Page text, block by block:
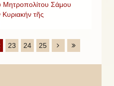
Σάμου
Κυριακήν τῆς
23 24 25